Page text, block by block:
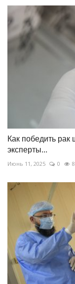
Как победить
эксперты...
Июнь 11, 2025 0